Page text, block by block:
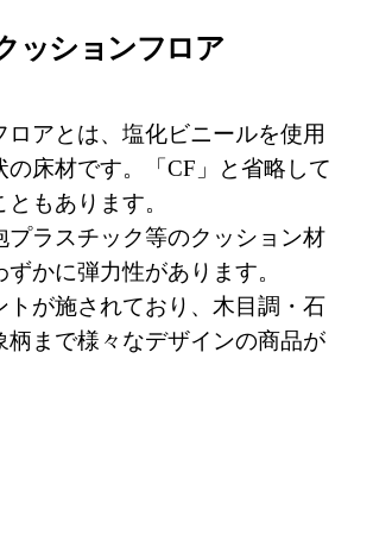
ッションフロア
ロアとは、塩化ビニールを使用
の床材です。「CF」と省略して
もあります。
プラスチック等のクッション材
かに弾力性があります。
トが施されており、木目調・石
柄まで様々なデザインの商品が